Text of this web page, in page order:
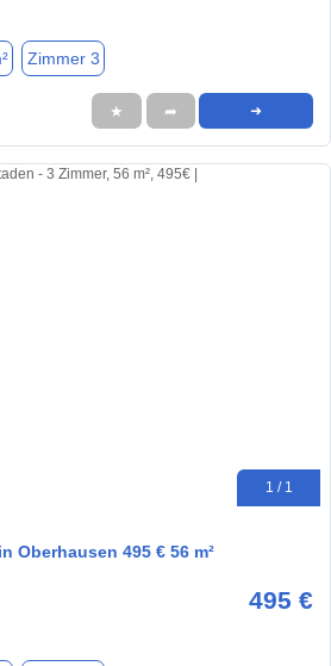
Zimmer 3
★ ➦ ➜
1 / 1
Oberhausen 495 € 56 m²
495 €